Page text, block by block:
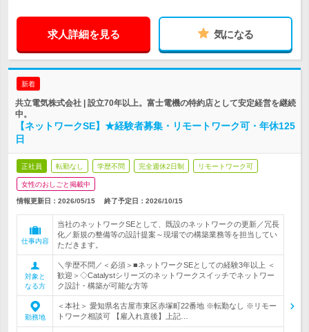
求人詳細を見る 気になる
新着
共立電気株式会社 | 設立70年以上。富士電機の特約店として安定経営を継続
中。
【ネットワークSE】★経験者募集・リモートワーク可・年休125
日
正社員 転勤なし 学歴不問 完全週休2日制 リモートワーク可
女性のおしごと掲載中
情報更新日：2026/05/15 終了予定日： 2026/10/15
仕事内容
当社のネットワークSEとして、既設のネットワークの更新／冗長
化／新規の整備等の設計提案～現場での構築業務等を担当してい
ただきます。
対象と
なる方
＼学歴不問／＜必須＞■ネットワークSEとしての経験3年以上 ＜
歓迎＞◇Catalystシリーズのネットワークスイッチでネットワー
ク設計・構築が可能な方等
勤務地
＜本社＞ 愛知県名古屋市東区赤塚町22番地 ※転勤なし ※リモー
トワーク相談可 【雇入れ直後】上記…